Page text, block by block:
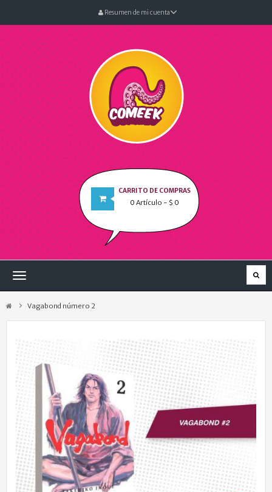
Resumen de mi cuenta
CARRITO DE COMPRAS
0 Artículo - $ 0
Navegación
Vagabond número 2